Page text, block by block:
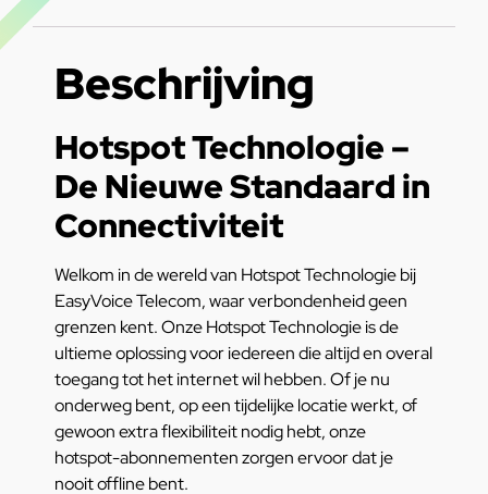
Beschrijving
Hotspot Technologie –
De Nieuwe Standaard in
Connectiviteit
Welkom in de wereld van Hotspot Technologie bij
EasyVoice Telecom, waar verbondenheid geen
grenzen kent. Onze Hotspot Technologie is de
ultieme oplossing voor iedereen die altijd en overal
toegang tot het internet wil hebben. Of je nu
onderweg bent, op een tijdelijke locatie werkt, of
gewoon extra flexibiliteit nodig hebt, onze
hotspot-abonnementen zorgen ervoor dat je
nooit offline bent.